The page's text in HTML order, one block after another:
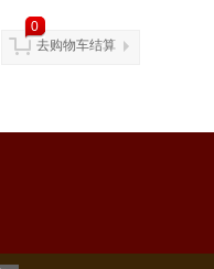
0
去购物车结算